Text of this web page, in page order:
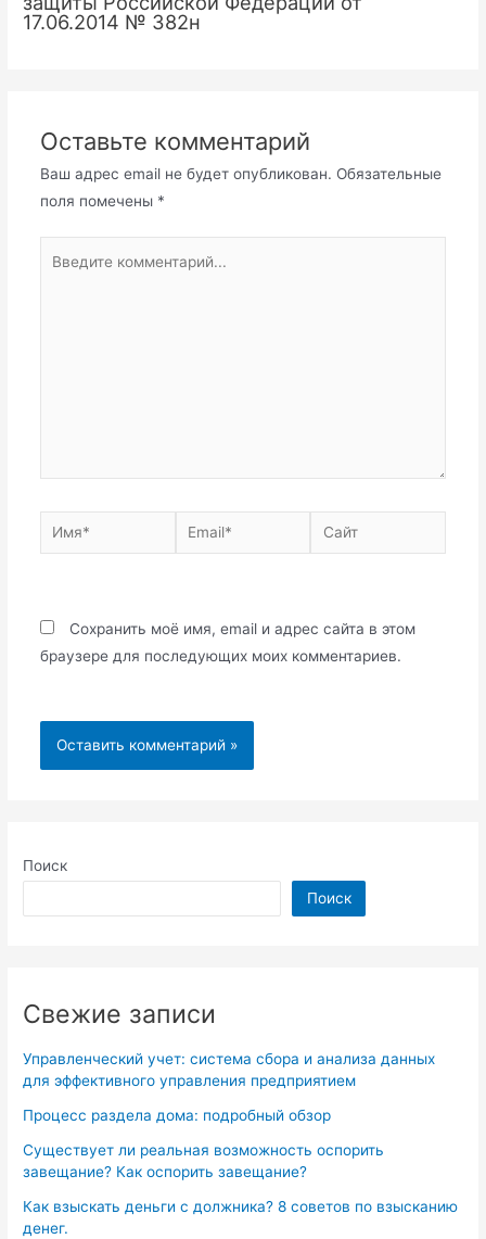
Поиск
Поиск
Свежие записи
Управленческий учет: система сбора и анализа данных
для эффективного управления предприятием
Процесс раздела дома: подробный обзор
Существует ли реальная возможность оспорить
завещание? Как оспорить завещание?
Как взыскать деньги с должника? 8 советов по взысканию
денег.
17.06.2014 № 382н
Оставьте комментарий
Ваш адрес email не будет опубликован. Обязательные
поля помечены *
Имя* Email* Сайт
Сохранить моё имя, email и адрес сайта в этом
браузере для последующих моих комментариев.